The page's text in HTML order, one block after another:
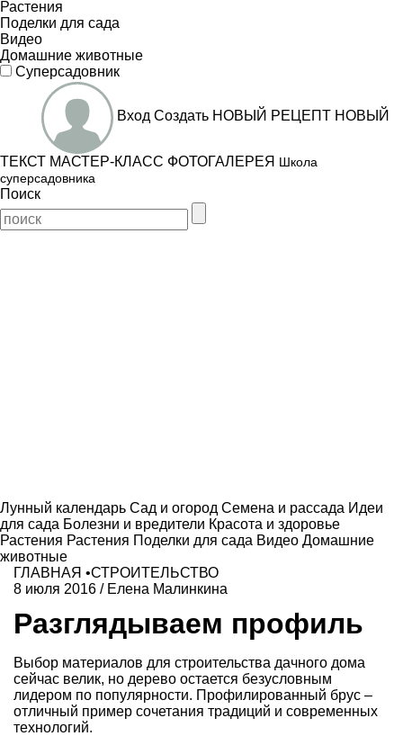
Растения
Поделки для сада
Видео
Домашние животные
Суперсадовник
Вход Создать НОВЫЙ РЕЦЕПТ НОВЫЙ
ТЕКСТ МАСТЕР-КЛАСС ФОТОГАЛЕРЕЯ Школа
суперсадовника
Поиск
Лунный календарь Сад и огород Семена и рассада Идеи
для сада Болезни и вредители Красота и здоровье
Растения Растения Поделки для сада Видео Домашние
животные
ГЛАВНАЯ •СТРОИТЕЛЬСТВО
8 июля 2016 / Елена Малинкина
Разглядываем профиль
Выбор материалов для строительства дачного дома
сейчас велик, но дерево остается безусловным
лидером по популярности. Профилированный брус –
отличный пример сочетания традиций и современных
технологий.